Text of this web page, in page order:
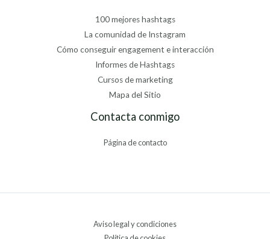
100 mejores hashtags
La comunidad de Instagram
Cómo conseguir engagement e interacción
Informes de Hashtags
Cursos de marketing
Mapa del Sitio
Contacta conmigo
Página de contacto
Aviso legal y condiciones